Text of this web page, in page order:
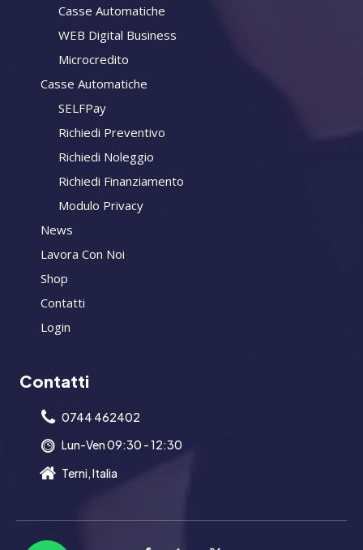
Casse Automatiche
WEB Digital Business
Microcredito
Casse Automatiche
SELFPay
Richiedi Preventivo
Richiedi Noleggio
Richiedi Finanziamento
Modulo Privacy
News
Lavora Con Noi
Shop
Contatti
Login
Contatti
0744 462402
Lun-Ven 09:30 - 12:30
Terni, Italia